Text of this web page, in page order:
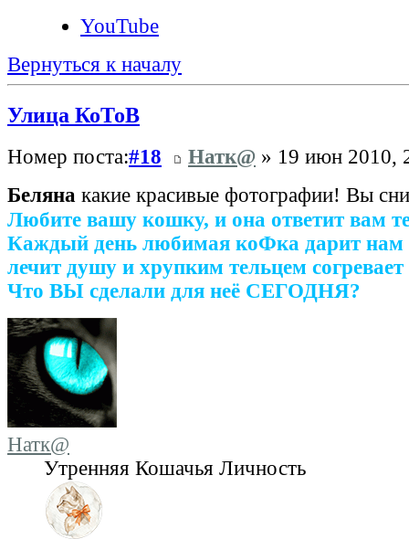
YouTube
Вернуться к началу
Улица КоТоВ
Номер поста:#18 Натк@ » 19 июн 2010,
Беляна какие красивые фотографии! Вы
Любите вашу кошку, и она ответит вам
Каждый день любимая коФка дарит нам
лечит душу и хрупким тельцем согревает
Что ВЫ сделали для неё СЕГОДНЯ?
Натк@
Утренняя Кошачья Личность